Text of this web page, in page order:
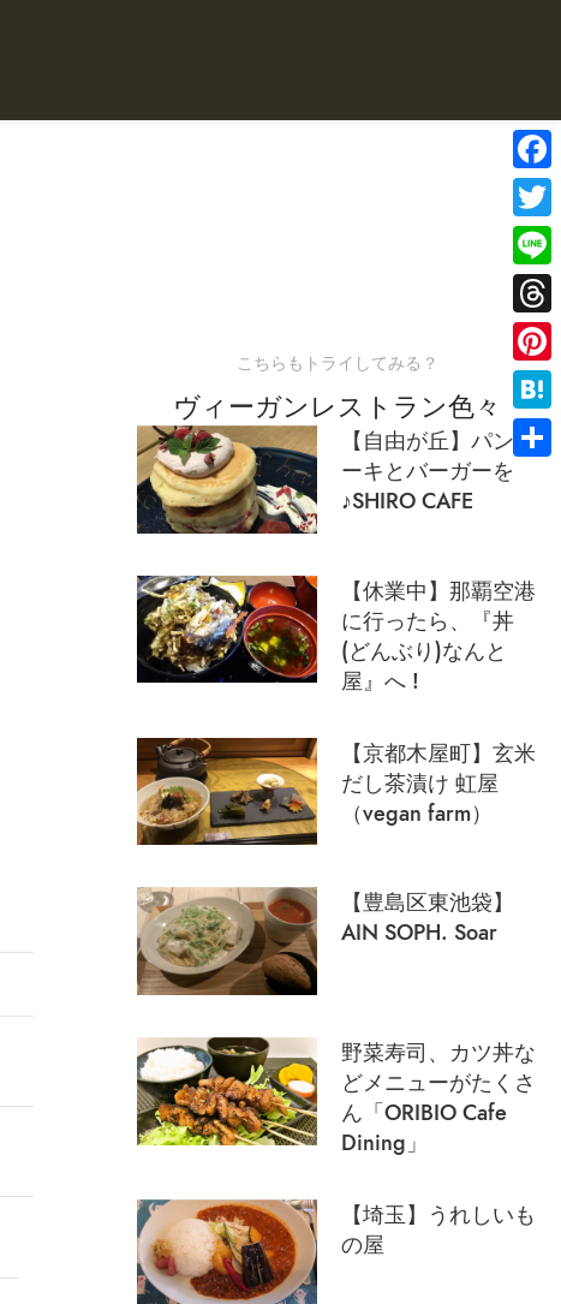
こちらもトライしてみる？
ヴィーガンレストラン色々
【自由が丘】パンケ
ーキとバーガーを
♪SHIRO CAFE
【休業中】那覇空港
に行ったら、『丼
(どんぶり)なんと
屋』へ !
【京都木屋町】玄米
だし茶漬け 虹屋
（vegan farm）
【豊島区東池袋】
AIN SOPH. Soar
野菜寿司、カツ丼な
どメニューがたくさ
ん「ORIBIO Cafe
Dining」
【埼玉】うれしいも
の屋
Line